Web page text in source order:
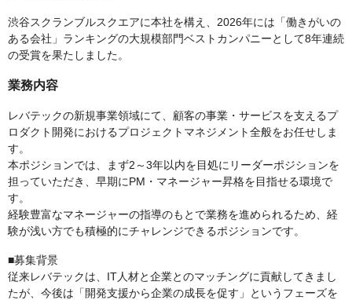
渋谷スクランブルスクエアに本社を構え、2026年には「働きがいの
ある会社」ランキングの大規模部門ベストカンパニーとして8年連続
の受賞を果たしました。
業務内容
レバテックの新規事業領域にて、顧客の事業・サービスを支えるプ
ロダクト開発におけるプロジェクトマネジメント全般をお任せしま
す。
本ポジションでは、まず2～3年以内を目処にリーダーポジションを
担っていただき、早期にPM・マネージャー昇格を目指せる環境で
す。
経験豊富なマネージャーの指導のもとで業務を進められるため、経
験が浅い方でも積極的にチャレンジできるポジションです。
■募集背景
従来レバテックは、IT人材と企業とのマッチングに貢献してきまし
たが、今後は「開発支援から企業の成長を促す」というフェーズを